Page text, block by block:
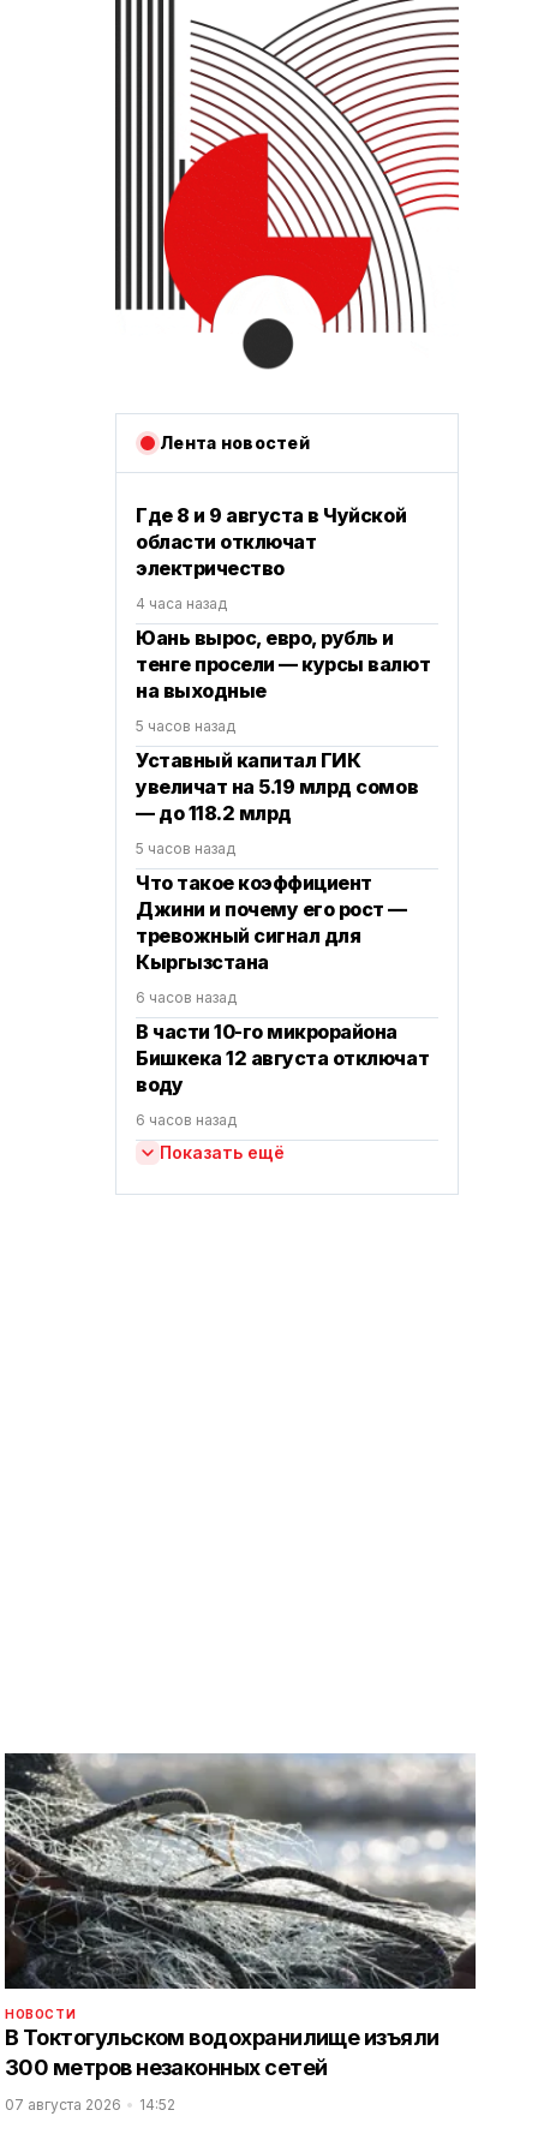
Лента новостей
Где 8 и 9 августа в Чуйской
области отключат
электричество
4 часа назад
Юань вырос, евро, рубль и
тенге просели — курсы валют
на выходные
5 часов назад
Уставный капитал ГИК
увеличат на 5.19 млрд сомов
— до 118.2 млрд
5 часов назад
Что такое коэффициент
Джини и почему его рост —
тревожный сигнал для
Кыргызстана
6 часов назад
В части 10-го микрорайона
Бишкека 12 августа отключат
воду
6 часов назад
Показать ещё
НОВОСТИ
В Токтогульском водохранилище изъяли
300 метров незаконных сетей
07 августа 2026 14:52